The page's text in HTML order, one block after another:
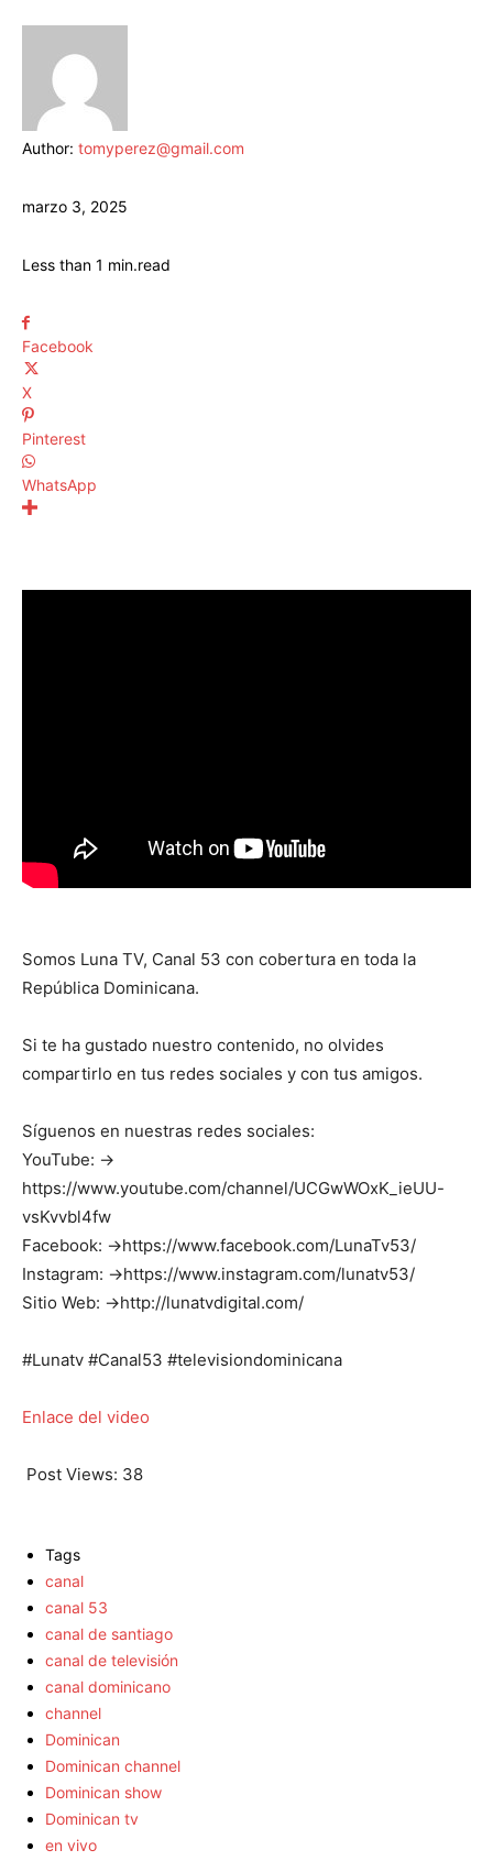
Author: tomyperez@gmail.com
marzo 3, 2025
Less than 1 min.read
Facebook
X
Pinterest
WhatsApp
Somos Luna TV, Canal 53 con cobertura en toda la
República Dominicana.
Si te ha gustado nuestro contenido, no olvides
compartirlo en tus redes sociales y con tus amigos.
Síguenos en nuestras redes sociales:
YouTube: →
https://www.youtube.com/channel/UCGwWOxK_ieUU-
vsKvvbl4fw
Facebook: →https://www.facebook.com/LunaTv53/
Instagram: →https://www.instagram.com/lunatv53/
Sitio Web: →http://lunatvdigital.com/
#Lunatv #Canal53 #televisiondominicana
Enlace del video
Post Views: 38
Tags
canal
canal 53
canal de santiago
canal de televisión
canal dominicano
channel
Dominican
Dominican channel
Dominican show
Dominican tv
en vivo